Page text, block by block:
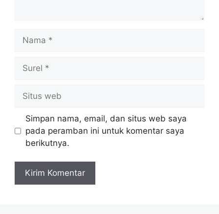
web
Simpan nama, email, dan situs web saya
pada peramban ini untuk komentar saya
berikutnya.